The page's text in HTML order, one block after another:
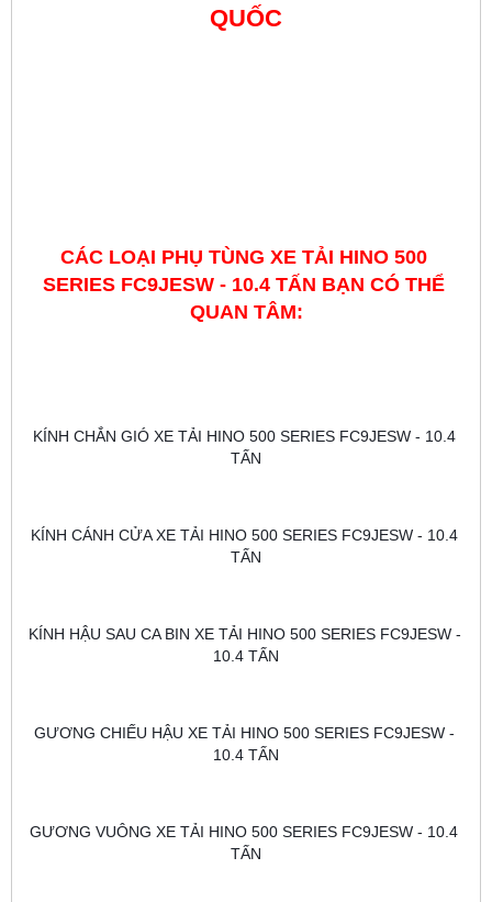
QUỐC
CÁC LOẠI PHỤ TÙNG XE TẢI HINO 500
SERIES FC9JESW - 10.4 TẤN BẠN CÓ THỂ
QUAN TÂM:
KÍNH CHẮN GIÓ XE TẢI HINO 500 SERIES FC9JESW - 10.4
TẤN
KÍNH CÁNH CỬA XE TẢI HINO 500 SERIES FC9JESW - 10.4
TẤN
KÍNH HẬU SAU CA BIN XE TẢI HINO 500 SERIES FC9JESW -
10.4 TẤN
GƯƠNG CHIẾU HẬU XE TẢI HINO 500 SERIES FC9JESW -
10.4 TẤN
GƯƠNG VUÔNG XE TẢI HINO 500 SERIES FC9JESW - 10.4
TẤN